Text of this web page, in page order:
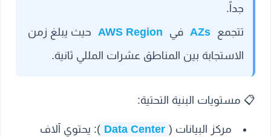
جداً.
تتجمع
AZs في AWS Region حيث يبلغ زمن
الاستجابة بين المناطق عشرات المللي ثانية.
📋 مستويات البنية التحتية:
مركز البيانات ( Data Center
): يحتوي آلاف